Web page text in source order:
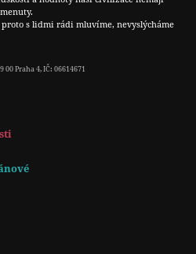
s lidmi rádi mluvíme, nevyslýcháme
Praha 4, IČ: 06614671